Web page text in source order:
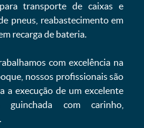
transporte de caixas e
pneus, reabastecimento em
de bateria. ㅤㅤ
com excelência na
nossos profissionais são
a execução de um excelente
guinchada com carinho,